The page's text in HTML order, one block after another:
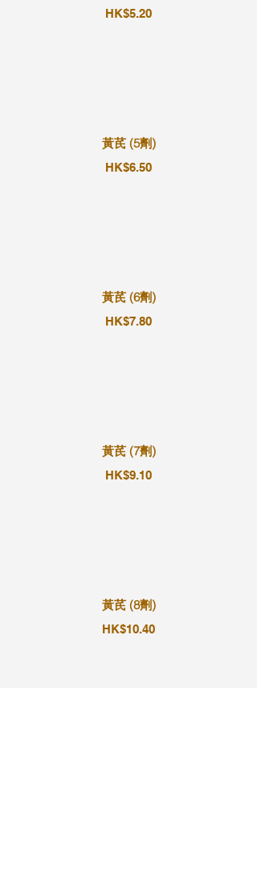
HK$5.20
黃芪 (5劑)
HK$6.50
黃芪 (6劑)
HK$7.80
黃芪 (7劑)
HK$9.10
黃芪 (8劑)
HK$10.40